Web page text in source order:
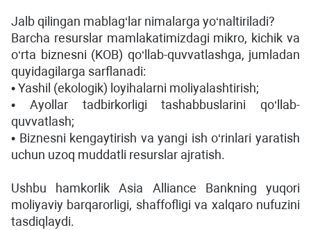
Jalb qilingan mablag‘lar nimalarga yo‘naltiriladi?
Barcha resurslar mamlakatimizdagi mikro, kichik va
o‘rta biznesni (KOB) qo‘llab-quvvatlashga, jumladan
quyidagilarga sarflanadi:
• Yashil (ekologik) loyihalarni moliyalashtirish;
• Ayollar tadbirkorligi tashabbuslarini qo‘llab-
quvvatlash;
• Biznesni kengaytirish va yangi ish o‘rinlari yaratish
uchun uzoq muddatli resurslar ajratish.
Ushbu hamkorlik Asia Alliance Bankning yuqori
moliyaviy barqarorligi, shaffofligi va xalqaro nufuzini
tasdiqlaydi.